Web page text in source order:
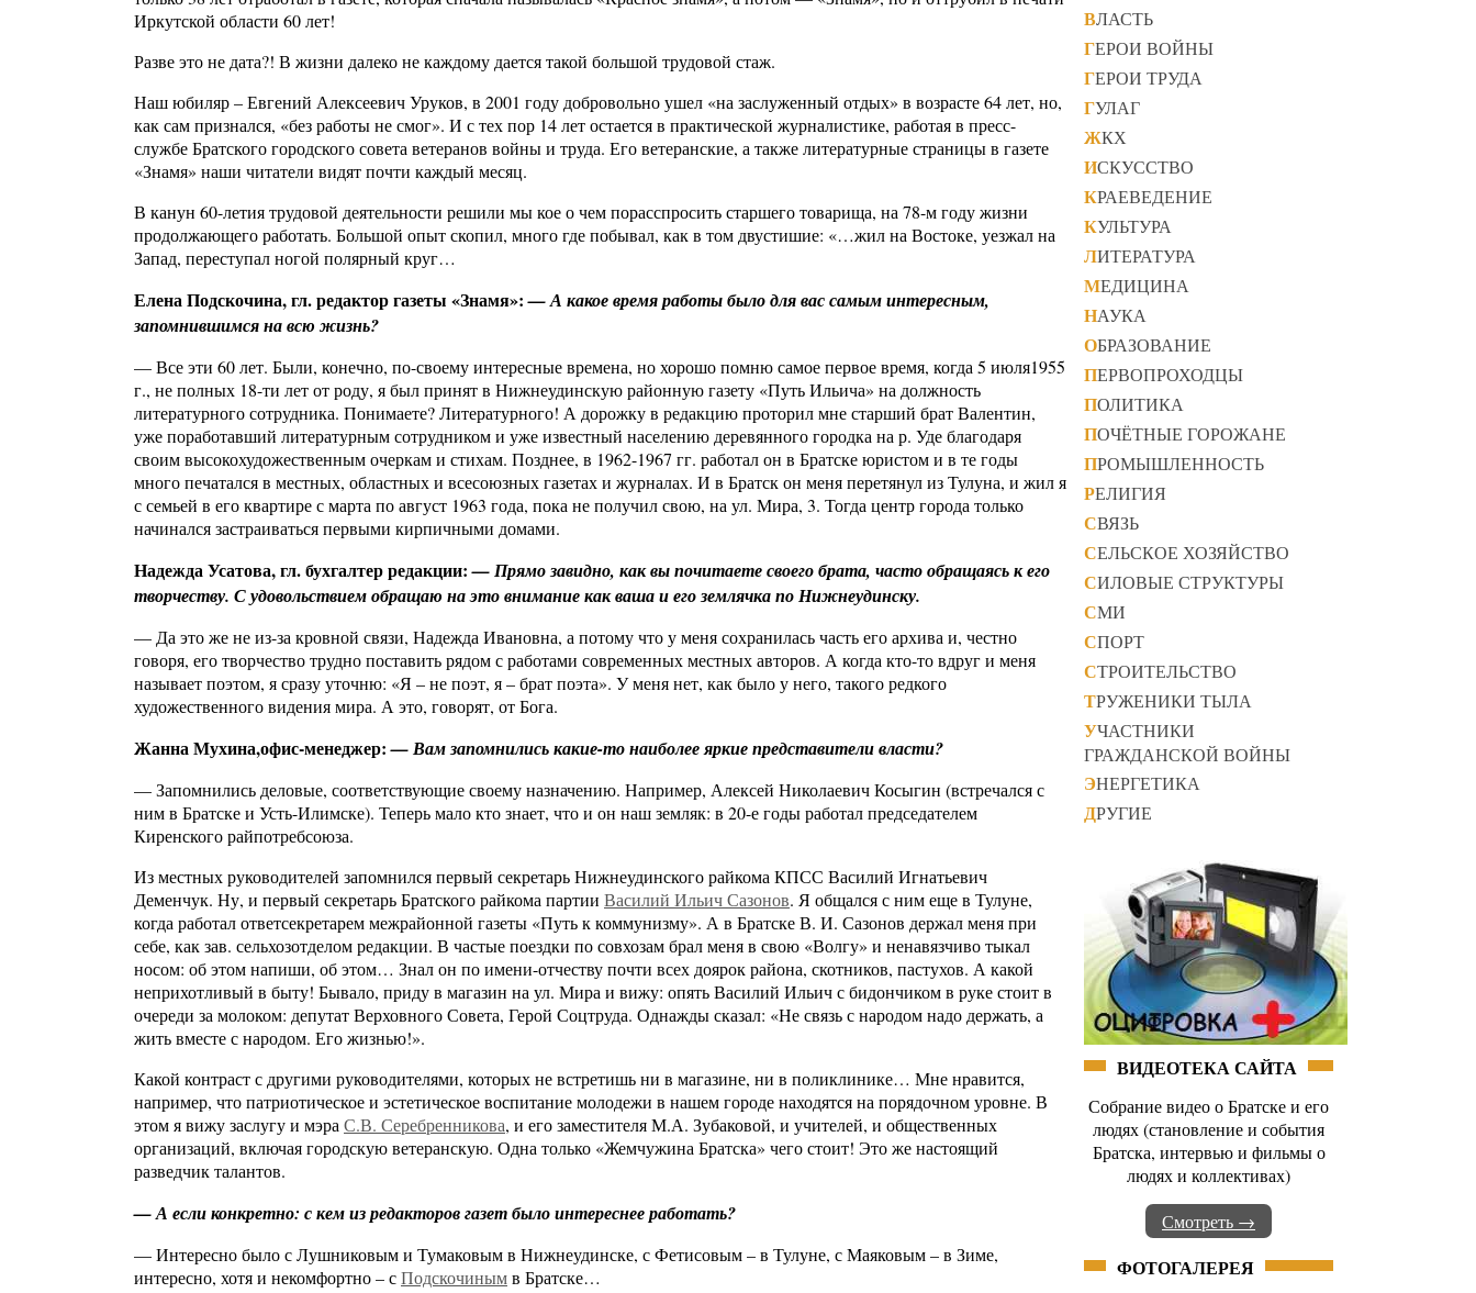
Иркутской области 60 лет!
Разве это не дата?! В жизни далеко не каждому дается такой большой трудовой стаж.
Наш юбиляр – Евгений Алексеевич Уруков, в 2001 году добровольно ушел «на заслуженный отдых» в возрасте 64 лет, но,
как сам признался, «без работы не смог». И с тех пор 14 лет остается в практической журналистике, работая в пресс-
службе Братского городского совета ветеранов войны и труда. Его ветеранские, а также литературные страницы в газете
«Знамя» наши читатели видят почти каждый месяц.
В канун 60-летия трудовой деятельности решили мы кое о чем порасспросить старшего товарища, на 78-м году жизни
продолжающего работать. Большой опыт скопил, много где побывал, как в том двустишие: «…жил на Востоке, уезжал на
Запад, переступал ногой полярный круг…
Елена Подскочина, гл. редактор газеты «Знамя»: — А какое время работы было для вас самым интересным,
запомнившимся на всю жизнь?
— Все эти 60 лет. Были, конечно, по-своему интересные времена, но хорошо помню самое первое время, когда 5 июля1955
г., не полных 18-ти лет от роду, я был принят в Нижнеудинскую районную газету «Путь Ильича» на должность
литературного сотрудника. Понимаете? Литературного! А дорожку в редакцию проторил мне старший брат Валентин,
уже поработавший литературным сотрудником и уже известный населению деревянного городка на р. Уде благодаря
своим высокохудожественным очеркам и стихам. Позднее, в 1962-1967 гг. работал он в Братске юристом и в те годы
много печатался в местных, областных и всесоюзных газетах и журналах. И в Братск он меня перетянул из Тулуна, и жил я
с семьей в его квартире с марта по август 1963 года, пока не получил свою, на ул. Мира, 3. Тогда центр города только
начинался застраиваться первыми кирпичными домами.
Надежда Усатова, гл. бухгалтер редакции:— Прямо завидно, как вы почитаете своего брата, часто обращаясь к его
творчеству. С удовольствием обращаю на это внимание как ваша и его землячка по Нижнеудинску.
— Да это же не из-за кровной связи, Надежда Ивановна, а потому что у меня сохранилась часть его архива и, честно
говоря, его творчество трудно поставить рядом с работами современных местных авторов. А когда кто-то вдруг и меня
называет поэтом, я сразу уточню: «Я – не поэт, я – брат поэта». У меня нет, как было у него, такого редкого
художественного видения мира. А это, говорят, от Бога.
Жанна Мухина,офис-менеджер:— Вам запомнились какие-то наиболее яркие представители власти?
— Запомнились деловые, соответствующие своему назначению. Например, Алексей Николаевич Косыгин (встречался с
ним в Братске и Усть-Илимске). Теперь мало кто знает, что и он наш земляк: в 20-е годы работал председателем
Киренского райпотребсоюза.
Из местных руководителей запомнился первый секретарь Нижнеудинского райкома КПСС Василий Игнатьевич
Деменчук. Ну, и первый секретарь Братского райкома партии Василий Ильич Сазонов. Я общался с ним еще в Тулуне,
когда работал ответсекретарем межрайонной газеты «Путь к коммунизму». А в Братске В. И. Сазонов держал меня при
себе, как зав. сельхозотделом редакции. В частые поездки по совхозам брал меня в свою «Волгу» и ненавязчиво тыкал
носом: об этом напиши, об этом… Знал он по имени-отчеству почти всех доярок района, скотников, пастухов. А какой
неприхотливый в быту! Бывало, приду в магазин на ул. Мира и вижу: опять Василий Ильич с бидончиком в руке стоит в
очереди за молоком: депутат Верховного Совета, Герой Соцтруда. Однажды сказал: «Не связь с народом надо держать, а
жить вместе с народом. Его жизнью!».
Какой контраст с другими руководителями, которых не встретишь ни в магазине, ни в поликлинике… Мне нравится,
например, что патриотическое и эстетическое воспитание молодежи в нашем городе находятся на порядочном уровне. В
этом я вижу заслугу и мэра С.В. Серебренникова, и его заместителя М.А. Зубаковой, и учителей, и общественных
организаций, включая городскую ветеранскую. Одна только «Жемчужина Братска» чего стоит! Это же настоящий
разведчик талантов.
— А если конкретно: с кем из редакторов газет было интереснее работать?
— Интересно было с Лушниковым и Тумаковым в Нижнеудинске, с Фетисовым – в Тулуне, с Маяковым – в Зиме,
интересно, хотя и некомфортно – сПодскочинымв Братске…
ВЛАСТЬ
ГЕРОИ ВОЙНЫ
ГЕРОИ ТРУДА
ГУЛАГ
ЖКХ
ИСКУССТВО
КРАЕВЕДЕНИЕ
КУЛЬТУРА
ЛИТЕРАТУРА
МЕДИЦИНА
НАУКА
ОБРАЗОВАНИЕ
ПЕРВОПРОХОДЦЫ
ПОЛИТИКА
ПОЧЁТНЫЕ ГОРОЖАНЕ
ПРОМЫШЛЕННОСТЬ
РЕЛИГИЯ
СВЯЗЬ
СЕЛЬСКОЕ ХОЗЯЙСТВО
СИЛОВЫЕ СТРУКТУРЫ
СМИ
СПОРТ
СТРОИТЕЛЬСТВО
ТРУЖЕНИКИ ТЫЛА
УЧАСТНИКИ
ГРАЖДАНСКОЙ ВОЙНЫ
ЭНЕРГЕТИКА
ДРУГИЕ
ВИДЕОТЕКА САЙТА
Собрание видео о Братске и его
людях (становление и события
Братска, интервью и фильмы о
людях и коллективах)
Смотреть →
ФОТОГАЛЕРЕЯ